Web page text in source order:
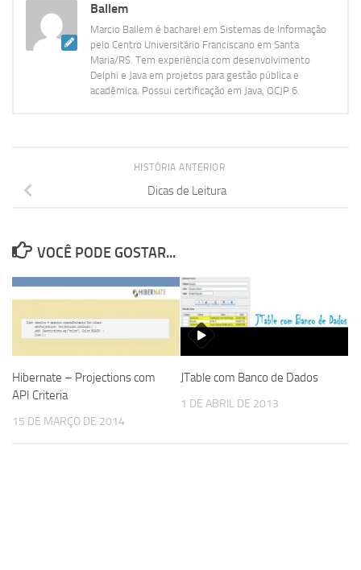
Ballem
Marcio Ballem é bacharel em Sistemas de Informação
pelo Centro Universitário Franciscano em Santa
Maria/RS. Tem experiência com desenvolvimento
Delphi e Java em projetos para gestão pública e
acadêmica. Possui certificação em Java, OCJP 6.
HISTÓRIA ANTERIOR
Dicas de Leitura
VOCÊ PODE GOSTAR...
Hibernate – Projections com
API Criteria
15 DE MARÇO DE 2014
JTable com Banco de Dados
1 DE ABRIL DE 2013